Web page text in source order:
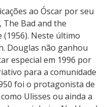
ao Óscar por seu
The Bad and the
Neste último
Douglas não ganhou
especial em 1996 por
para a comunidade
foi o protagonista de
Ulisses ou ainda a